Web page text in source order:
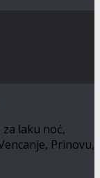
laku noć,
Prinovu,